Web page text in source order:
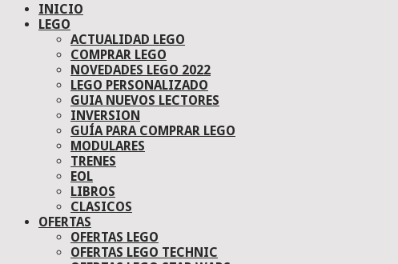
INICIO
LEGO
ACTUALIDAD LEGO
COMPRAR LEGO
NOVEDADES LEGO 2022
LEGO PERSONALIZADO
GUIA NUEVOS LECTORES
INVERSION
GUÍA PARA COMPRAR LEGO
MODULARES
TRENES
EOL
LIBROS
CLASICOS
OFERTAS
OFERTAS LEGO
OFERTAS LEGO TECHNIC